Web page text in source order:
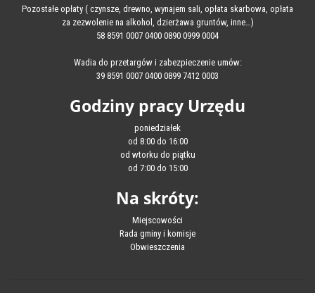
Pozostałe opłaty ( czynsze, drewno, wynajem sali, opłata skarbowa, opłata
za zezwolenie na alkohol, dzierżawa gruntów, inne…)
58 8591 0007 0400 0890 0999 0004
Wadia do przetargów i zabezpieczenie umów:
39 8591 0007 0400 0899 7412 0003
Godziny pracy Urzędu
poniedziałek
od 8:00 do 16:00
od wtorku do piątku
od 7:00 do 15:00
Na skróty:
Miejscowości
Rada gminy i komisje
Obwieszczenia